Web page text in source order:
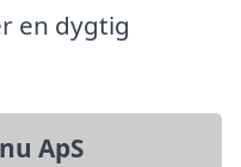
en dygtig
ApS